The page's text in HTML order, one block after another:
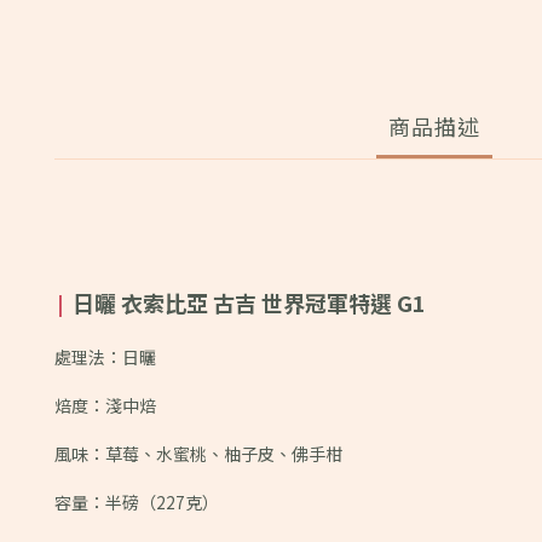
商品描述
| 日曬 衣索比亞 古吉 世界冠軍特選 G1
處理法：日曬
焙度：淺中焙
風味： 草莓、水蜜桃、柚子皮、佛手柑
容量：半磅（227克）